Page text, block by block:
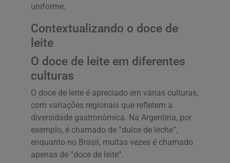
uniforme.
Contextualizando o doce de
leite
O doce de leite em diferentes
culturas
O doce de leite é apreciado em várias culturas,
com variações regionais que refletem a
diversidade gastronômica. Na Argentina, por
exemplo, é chamado de “dulce de leche”,
enquanto no Brasil, muitas vezes é chamado
apenas de “doce de leite”.